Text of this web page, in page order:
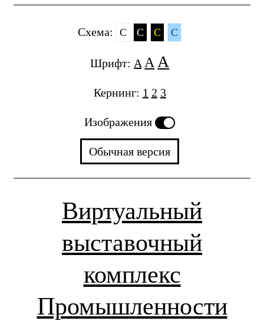
Cхема: C C C C
Шрифт: A A A
Кернинг: 1 2 3
Изображения
Обычная версия
Виртуальный
выставочный
комплекс
Промышленности